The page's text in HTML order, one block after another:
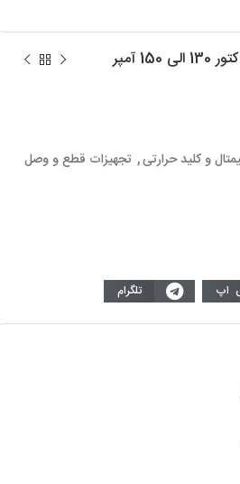
بیمتال کره ای LS برای کنتاکتور 130 الی 150 آمپر
و کلید حرارتی, تجهیزات قطع و وصل
اپ تلگرام